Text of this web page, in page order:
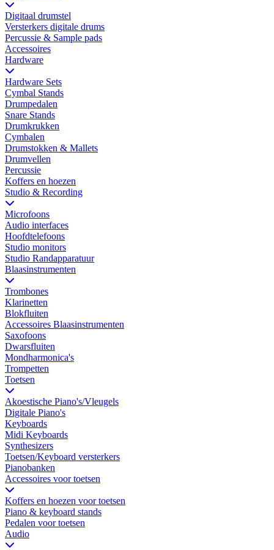
Digitaal drumstel
Versterkers digitale drums
Percussie & Sample pads
Accessoires
Hardware
Hardware Sets
Cymbal Stands
Drumpedalen
Snare Stands
Drumkrukken
Cymbalen
Drumstokken & Mallets
Drumvellen
Percussie
Koffers en hoezen
Studio & Recording
Microfoons
Audio interfaces
Hoofdtelefoons
Studio monitors
Studio Randapparatuur
Blaasinstrumenten
Trombones
Klarinetten
Blokfluiten
Accessoires Blaasinstrumenten
Saxofoons
Dwarsfluiten
Mondharmonica's
Trompetten
Toetsen
Akoestische Piano's/Vleugels
Digitale Piano's
Keyboards
Midi Keyboards
Synthesizers
Toetsen/Keyboard versterkers
Pianobanken
Accessoires voor toetsen
Koffers en hoezen voor toetsen
Piano & keyboard stands
Pedalen voor toetsen
Audio